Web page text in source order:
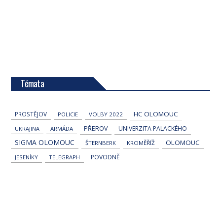
Témata
PROSTĚJOV POLICIE VOLBY 2022 HC OLOMOUC
UKRAJINA ARMÁDA PŘEROV UNIVERZITA PALACKÉHO
SIGMA OLOMOUC ŠTERNBERK KROMĚŘÍŽ OLOMOUC
JESENÍKY TELEGRAPH POVODNĚ